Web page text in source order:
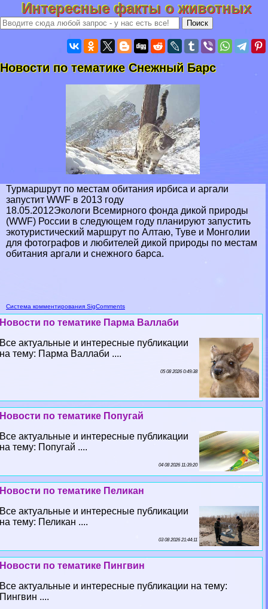
Интересные факты о животных
Новости по тематике Снежный Барс
Турмаршрут по местам обитания ирбиса и аргали
запустит WWF в 2013 году
18.05.2012Экологи Всемирного фонда дикой природы
(WWF) России в следующем году планируют запустить
экотуристический маршрут по Алтаю, Туве и Монголии
для фотографов и любителей дикой природы по местам
обитания аргали и снежного барса.
Система комментирования SigComments
Новости по тематике Парма Валлаби
Все актуальные и интересные публикации
на тему: Парма Валлаби ....
05 08 2026 0:49:38
Новости по тематике Попугай
Все актуальные и интересные публикации
на тему: Попугай ....
04 08 2026 11:39:20
Новости по тематике Пеликан
Все актуальные и интересные публикации
на тему: Пеликан ....
03 08 2026 21:44:11
Новости по тематике Пингвин
Все актуальные и интересные публикации на тему:
Пингвин ....